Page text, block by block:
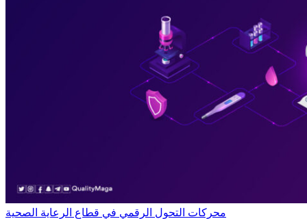
محركات التحول الرقمي في قطاع الرعاية الصحية